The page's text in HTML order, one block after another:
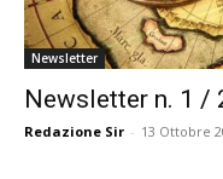
Newsletter
Newsletter n. 1 /
Redazione Sir - 13 Ottobre